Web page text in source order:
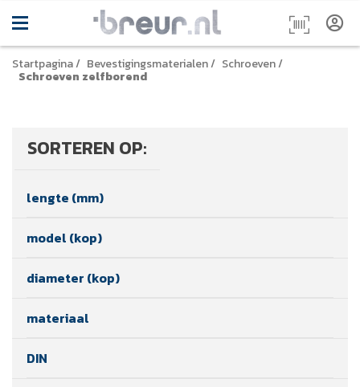
Startpagina/ Bevestigingsmaterialen/ Schroeven/
Schroeven zelfborend
SORTEREN OP:
lengte (mm)
model (kop)
diameter (kop)
materiaal
DIN